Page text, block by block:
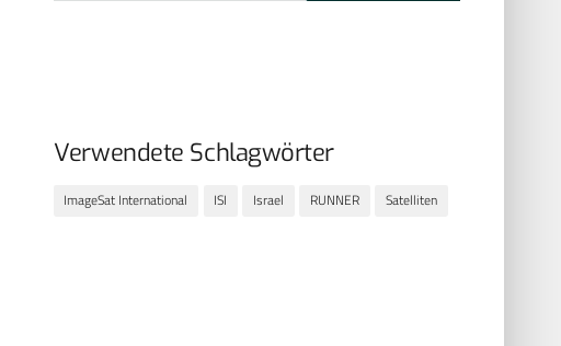
Verwendete Schlagwörter
ImageSat International ISI Israel RUNNER Satelliten